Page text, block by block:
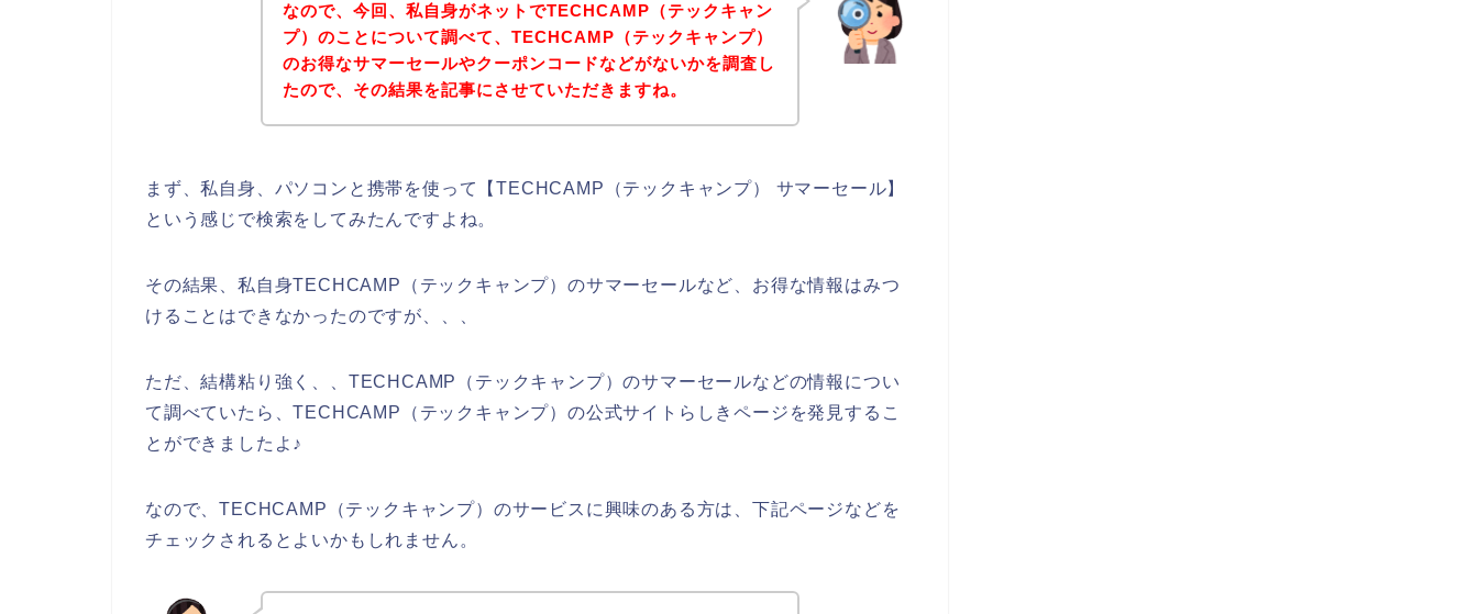
なので、今回、私自身がネットでTECHCAMP（テックキャン
プ）のことについて調べて、TECHCAMP（テックキャンプ）
のお得なサマーセールやクーポンコードなどがないかを調査し
たので、その結果を記事にさせていただきますね。
まず、私自身、パソコンと携帯を使って【TECHCAMP（テックキャンプ） サマーセール】
という感じで検索をしてみたんですよね。
その結果、私自身TECHCAMP（テックキャンプ）のサマーセールなど、お得な情報はみつ
けることはできなかったのですが、、、
ただ、結構粘り強く、、TECHCAMP（テックキャンプ）のサマーセールなどの情報につい
て調べていたら、TECHCAMP（テックキャンプ）の公式サイトらしきページを発見するこ
とができましたよ♪
なので、TECHCAMP（テックキャンプ）のサービスに興味のある方は、下記ページなどを
チェックされるとよいかもしれません。